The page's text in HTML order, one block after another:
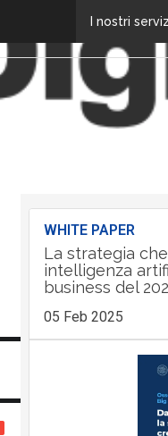
I nostri
WHITE PAPER
La strategia
intelligenza
business del
05 Feb 2025